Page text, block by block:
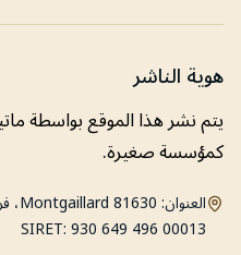
هوية الناشر
يتم نشر هذا الموقع بواسطة
كمؤسسة صغيرة.
العنوان: 81630 Montgaillard، فرنسا
SIRET: 930 649 496 00013